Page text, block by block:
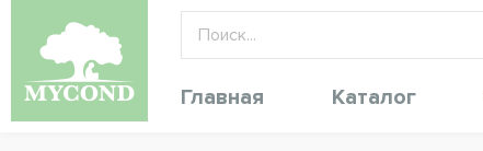
Главная Каталог